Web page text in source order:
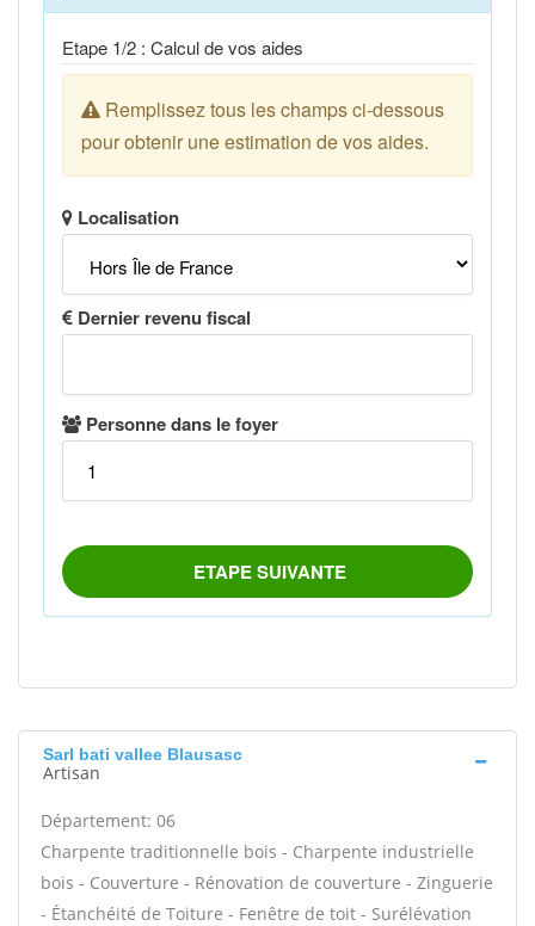
Sarl bati vallee Blausasc
Artisan
Département: 06
Charpente traditionnelle bois - Charpente industrielle
bois - Couverture - Rénovation de couverture - Zinguerie
- Étanchéité de Toiture - Fenêtre de toit - Surélévation